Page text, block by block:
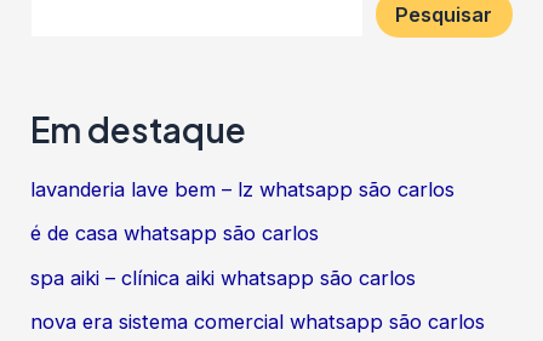
Pesquisar
Em destaque
lavanderia lave bem – lz whatsapp são carlos
é de casa whatsapp são carlos
spa aiki – clínica aiki whatsapp são carlos
nova era sistema comercial whatsapp são carlos